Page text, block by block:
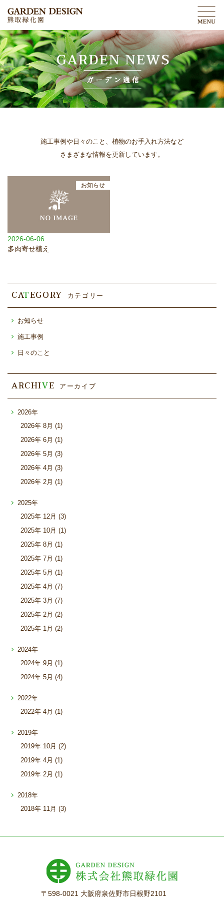
施工事例や日々のこと、植物のお手入れ方法など
さまざまな情報を更新しています。
お知らせ
2026-06-06
多肉寄せ植え
CATEGORY カテゴリー
お知らせ
施工事例
日々のこと
ARCHIVE アーカイブ
2026年
2026年 8月 (1)
2026年 6月 (1)
2026年 5月 (3)
2026年 4月 (3)
2026年 2月 (1)
2025年
2025年 12月 (3)
2025年 10月 (1)
2025年 8月 (1)
2025年 7月 (1)
2025年 5月 (1)
2025年 4月 (7)
2025年 3月 (7)
2025年 2月 (2)
2025年 1月 (2)
2024年
2024年 9月 (1)
2024年 5月 (4)
2022年
2022年 4月 (1)
2019年
2019年 10月 (2)
2019年 4月 (1)
2019年 2月 (1)
2018年
2018年 11月 (3)
〒598-0021 大阪府泉佐野市日根野2101